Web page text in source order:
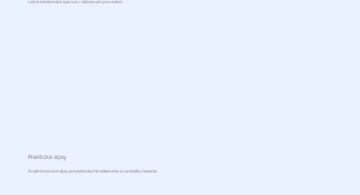
Letná tehotenská súprava v džínsovom prevedení.
Praktické zipsy
Kvalitné kovové zipsy pre jednoduché obliekanie a variabilitu nosenia.